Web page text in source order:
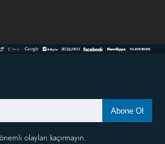
Abone Ol
olayları kaçırmayın.